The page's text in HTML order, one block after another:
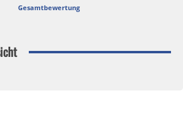
Gesamtbewertung